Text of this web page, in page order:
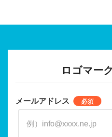
ロゴマー
メールアドレス